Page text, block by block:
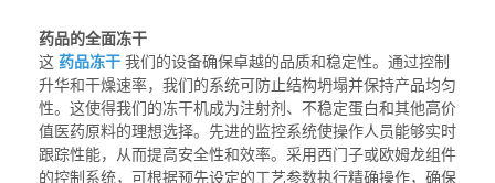
药品的全面冻干
这 药品冻干 我们的设备确保卓越的品质和稳定性。通过控制
升华和干燥速率，我们的系统可防止结构坍塌并保持产品均匀
性。这使得我们的冻干机成为注射剂、不稳定蛋白和其他高价
值医药原料的理想选择。先进的监控系统使操作人员能够实时
跟踪性能，从而提高安全性和效率。采用西门子或欧姆龙组件
的控制系统，可根据预先设定的工艺参数执行精确操作，确保